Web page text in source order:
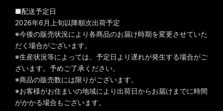
■配送予定日
2026年6月上旬以降順次出荷予定
※今後の販売状況により各商品のお届け時期を変更させていた
だく場合がございます。
※生産状況等によっては、予定日より遅れが発生する場合がご
ざいます。予めご了承ください。
※商品の販売数には限りがございます。
※お客様がお住まいの地域により出荷日からお届けまでに時間
がかかる場合もございます。